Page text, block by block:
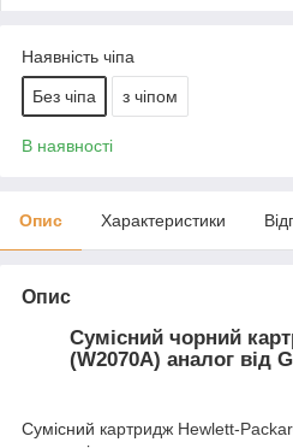
Наявність чіпа
Без чіпа з чіпом
В наявності
Опис Характеристики
Опис
Сумісний чорний
(W2070A) аналог від
Сумісний картридж Hewlett-